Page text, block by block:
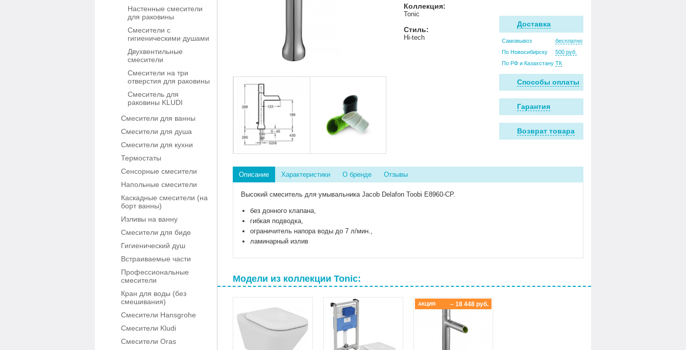
Настенные смесители
для раковины
Смесители с
гигиеническими душами
Двухвентильные
смесители
Смесители на три
отверстия для раковины
Смеситель для
раковины KLUDI
Смесители для ванны
Смесители для душа
Смесители для кухни
Термостаты
Сенсорные смесители
Напольные смесители
Каскадные смесители (на
борт ванны)
Изливы на ванну
Смесители для биде
Гигиенический душ
Встраиваемые части
Профессиональные
смесители
Кран для воды (без
смешивания)
Смесители Hansgrohe
Смесители Kludi
Смесители Oras
Коллекция:
Tonic
Стиль:
Hi-tech
Доставка
Самовывоз
бесплатно
По Новосибирску
500 руб.
По РФ и Казахстану ТК
Способы оплаты
Гарантия
Возврат товара
Описание Характеристики О бренде Отзывы
Высокий смеситель для умывальника Jacob Delafon Toobi E8960-CP.
без донного клапана,
гибкая подводка,
ограничитель напора воды до 7 л/мин.,
ламинарный излив
Модели из коллекции Tonic:
– 18 448 руб.
АКЦИЯ